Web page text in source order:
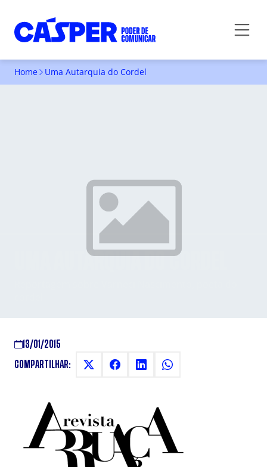
Home Uma Autarquia do Cordel
UMA AUTARQUIA DO CORDEL
13/01/2015
COMPARTILHAR: